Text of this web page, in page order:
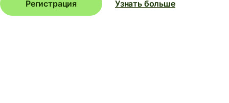
Регистрация Узнать больше